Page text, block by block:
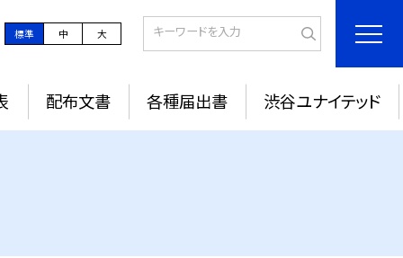
標準 中 大
配布文書 各種届出書 渋谷ユナイテッド